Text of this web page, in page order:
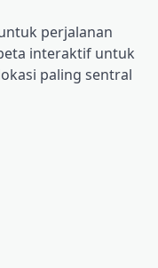
perjalanan
interaktif untuk
paling sentral